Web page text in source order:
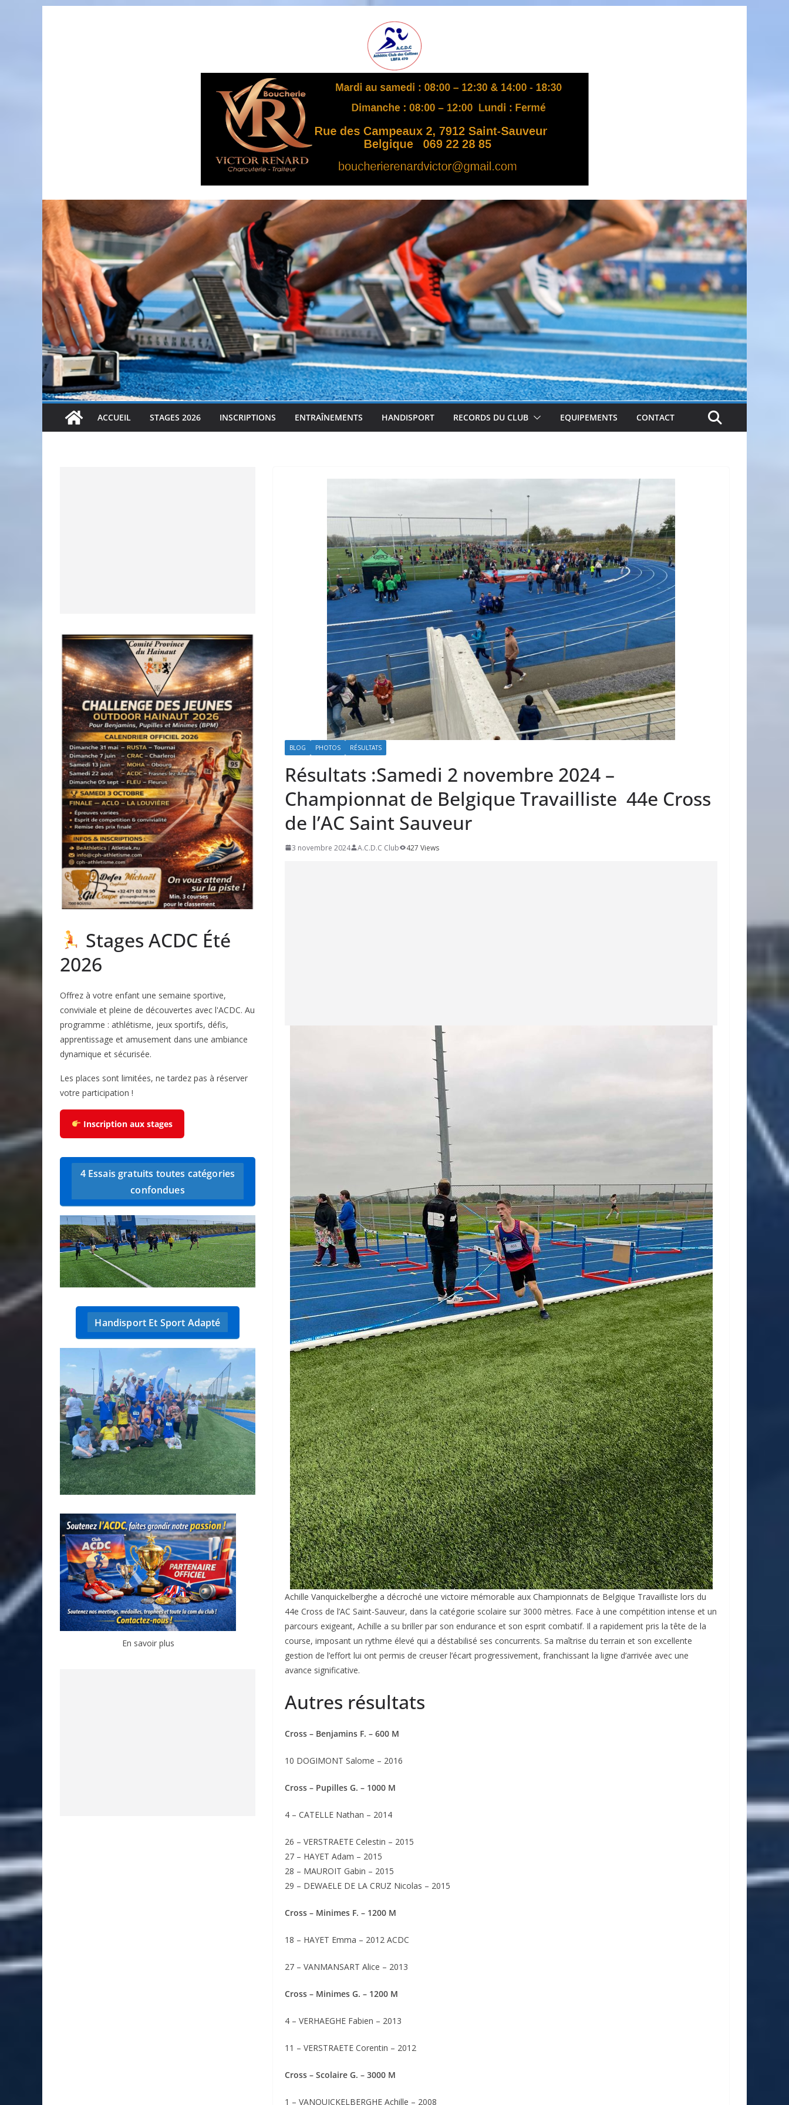
A
S
B
L
L
F
A
4
7
0
ACCUEIL STAGES 2026 INSCRIPTIONS ENTRAÎNEMENTS HANDISPORT RECORDS DU CLUB EQUIPEMENTS CONTACT
BLOG PHOTOS RÉSULTATS
Résultats :Samedi 2 novembre 2024 –
Championnat de Belgique Travailliste 44e Cross
de l’AC Saint Sauveur
3 novembre 2024 A.C.D.C Club 427 Views
Achille Vanquickelberghe a décroché une victoire mémorable aux Championnats de Belgique Travailliste lors du
44e Cross de l’AC Saint-Sauveur, dans la catégorie scolaire sur 3000 mètres. Face à une compétition intense et un
parcours exigeant, Achille a su briller par son endurance et son esprit combatif. Il a rapidement pris la tête de la
course, imposant un rythme élevé qui a déstabilisé ses concurrents. Sa maîtrise du terrain et son excellente
gestion de l’effort lui ont permis de creuser l’écart progressivement, franchissant la ligne d’arrivée avec une
avance significative.
Autres résultats
Cross – Benjamins F. – 600 M
10 DOGIMONT Salome – 2016
Cross – Pupilles G. – 1000 M
4 – CATELLE Nathan – 2014
26 – VERSTRAETE Celestin – 2015
27 – HAYET Adam – 2015
28 – MAUROIT Gabin – 2015
29 – DEWAELE DE LA CRUZ Nicolas – 2015
Cross – Minimes F. – 1200 M
18 – HAYET Emma – 2012 ACDC
27 – VANMANSART Alice – 2013
Cross – Minimes G. – 1200 M
4 – VERHAEGHE Fabien – 2013
11 – VERSTRAETE Corentin – 2012
Cross – Scolaire G. – 3000 M
1 – VANQUICKELBERGHE Achille – 2008
Stages ACDC Été
2026
Offrez à votre enfant une semaine sportive,
conviviale et pleine de découvertes avec l'ACDC. Au
programme : athlétisme, jeux sportifs, défis,
apprentissage et amusement dans une ambiance
dynamique et sécurisée.
Les places sont limitées, ne tardez pas à réserver
votre participation !
Inscription aux stages
4 Essais gratuits toutes catégories
confondues
Handisport Et Sport Adapté
En savoir plus